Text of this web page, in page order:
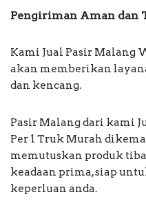
Pengiriman Aman dan
Kami Jual Pasir Malang
akan memberikan
dan kencang.
Pasir Malang dari kami
Per 1 Truk Murah
memutuskan produk
keadaan prima, siap
keperluan anda.